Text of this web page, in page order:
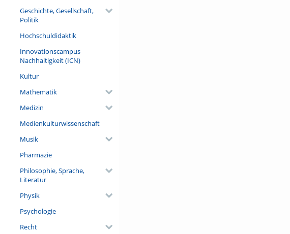
Geschichte, Gesellschaft,
Politik
Hochschuldidaktik
Innovationscampus
Nachhaltigkeit (ICN)
Kultur
Mathematik
Medizin
Medienkulturwissenschaft
Musik
Pharmazie
Philosophie, Sprache,
Literatur
Physik
Psychologie
Recht